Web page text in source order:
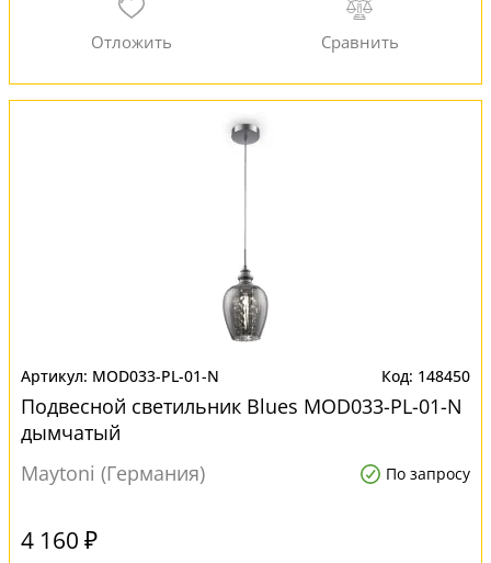
MOD033-PL-01-N 148450
Подвесной светильник Blues MOD033-PL-01-N
дымчатый
Maytoni (Германия)
По запросу
4 160 ₽